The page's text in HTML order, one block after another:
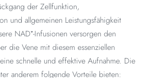
der Zellfunktion,
und allgemeinen Leistungsfähigkeit
NAD⁺-Infusionen versorgen den
die Vene mit diesem essenziellen
schnelle und effektive Aufnahme. Die
anderem folgende Vorteile bieten: